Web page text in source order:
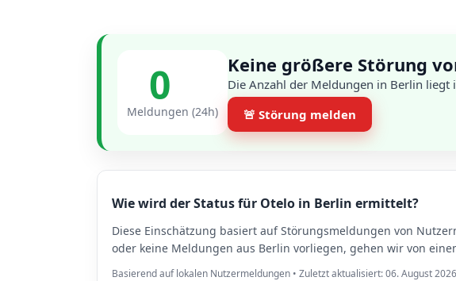
0
Meldungen (24h)
Keine größere Störung
Die Anzahl der Meldungen in Berlin liegt
🚨 Störung melden
Wie wird der Status für Otelo in Berlin ermittelt?
Diese Einschätzung basiert auf Störungsmeldungen von
oder keine Meldungen aus Berlin vorliegen, gehen wir von
Basierend auf lokalen Nutzermeldungen • Zuletzt aktualisiert: 06. August